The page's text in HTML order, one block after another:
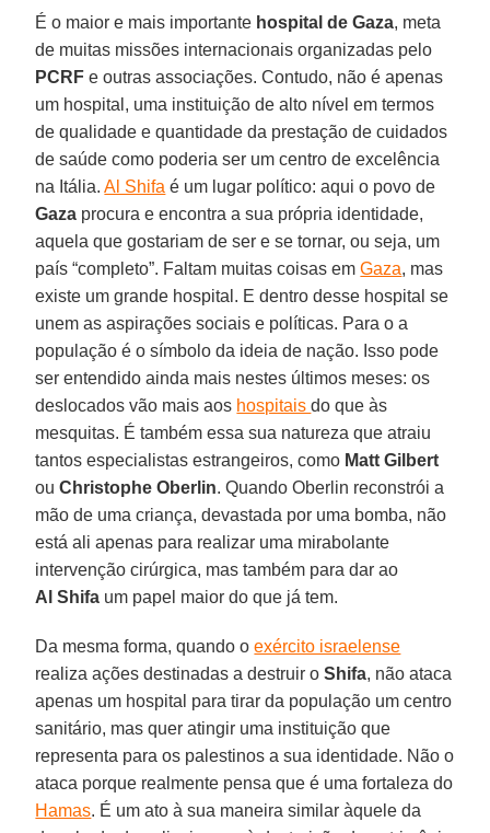
É o maior e mais importante hospital de Gaza, meta
de muitas missões internacionais organizadas pelo
PCRFe outras associações. Contudo, não é apenas
um hospital, uma instituição de alto nível em termos
de qualidade e quantidade da prestação de cuidados
de saúde como poderia ser um centro de excelência
na Itália.Al Shifa é um lugar político: aqui o povo de
Gaza procura e encontra a sua própria identidade,
aquela que gostariam de ser e se tornar, ou seja, um
país “completo”. Faltam muitas coisas emGaza, mas
existe um grande hospital. E dentro desse hospital se
unem as aspirações sociais e políticas. Para o a
população é o símbolo da ideia de nação. Isso pode
ser entendido ainda mais nestes últimos meses: os
deslocados vão mais aos hospitaisdo que às
mesquitas. É também essa sua natureza que atraiu
tantos especialistas estrangeiros, como Matt Gilbert
ouChristophe Oberlin. Quando Oberlin reconstrói a
mão de uma criança, devastada por uma bomba, não
está ali apenas para realizar uma mirabolante
intervenção cirúrgica, mas também para dar ao
Al Shifa um papel maior do que já tem.
Da mesma forma, quando oexército israelense
realiza ações destinadas a destruir oShifa, não ataca
apenas um hospital para tirar da população um centro
sanitário, mas quer atingir uma instituição que
representa para os palestinos a sua identidade. Não o
ataca porque realmente pensa que é uma fortaleza do
Hamas. É um ato à sua maneira similar àquele da